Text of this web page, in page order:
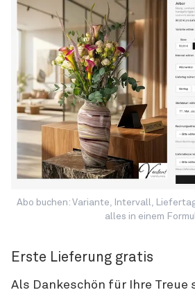
Abo buchen: Variante, Intervall,
alles in einem
Erste Lieferung gratis
Als Dankeschön für Ihre Treue